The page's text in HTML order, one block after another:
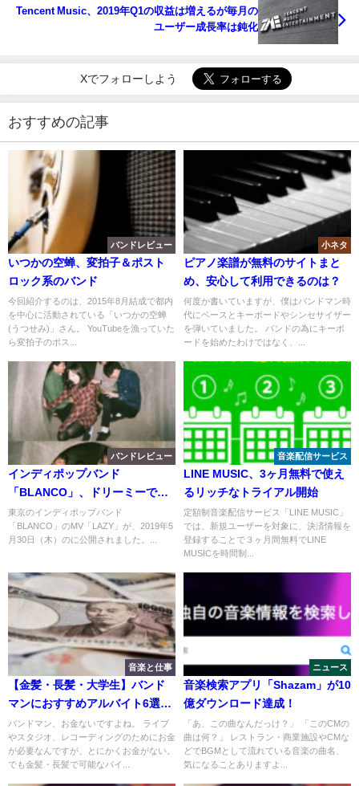
Tencent Music、2019年Q1の収益は増えるが毎月の
ユーザー成長率は鈍化
Xでフォローしよう
おすすめの記事
バンドレビュー
いつかの空蝉、変拍子＆ポスト
ロック系のバンド
今回紹介するのは、2015年8月結成で都内
を中心に活動されている「いつかの空蝉
(うつせみ)」さん。 YouTubeを漁っていた
ら変拍子のポス...
小ネタ
ピアノ楽譜が無料のサイトまと
め、安心して利用できるのは？
何度か書いていますが、僕はバンドマン時
代にベースとキーボードやシンセサイザー
を弾いていました。 バンドの為にキーボ
ードを始めたわけではなく、...
バンドレビュー
インディポップバンド
「BLANCO」、ドリーミーでマ
ドロミックな新曲「LAZY」の
MV発表
東京のインディポップバンド
「BLANCO」のMV「LAZY」が、2019年5
月30日（木）のに公開されました。...
音楽配信サービス
LINE MUSIC、3ヶ月無料で使え
るリッチなトライアル開始
定額制音楽配信サービス「LINE MUSIC」
では、新規ユーザーを対象に、決済情報を
登録することで３ヶ月間無料でLINE
MUSICを時間制...
音楽と仕事
【金髪・長髪・大学生】バンド
マンにおすすめアルバイト6選
【下積みミュージシャン】
バンドマン、お金ないですよね。 ライブ
やスタジオ、レコーディングのためにお金
が必要なんですが、とにかくお金がない。
でも金髪・長髪で可能なバイ...
ニュース
音楽検索アプリ「Shazam」が10
億ダウンロード達成！
「あ、この曲なんだっけ？」 「このCMの
曲は何？」 レストラン・商業施設やCMな
どでBGMとして流れている音楽の曲名、
気になることありますよ...